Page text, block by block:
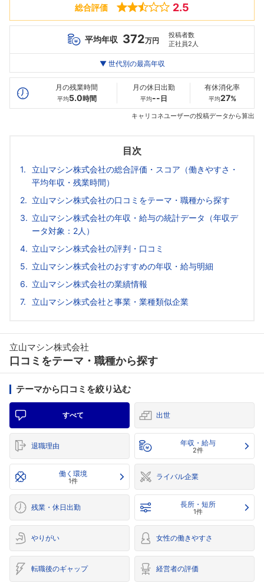
総合評価 2.5
平均年収 372万円
投稿者数
正社員2人
最高年収
20代
305万
30代
439万
--万
▼ 世代別の最高年収
月の残業時間
平均5.0時間
月の休日出勤
平均-- 日
有休消化率
平均27%
キャリコネユーザーの投稿データから算出
目次
立山マシン株式会社の総合評価・スコア（働きやすさ・
平均年収・残業時間）
立山マシン株式会社の口コミをテーマ・職種から探す
立山マシン株式会社の年収・給与の統計データ（年収デ
ータ対象：2人）
立山マシン株式会社の評判・口コミ
立山マシン株式会社のおすすめの年収・給与明細
立山マシン株式会社の業績情報
立山マシン株式会社と事業・業種類似企業
立山マシン株式会社
口コミをテーマ・職種から探す
テーマから口コミを絞り込む
すべて 出世
退職理由 年収・給与
2件
働く環境
1件 ライバル企業
残業・休日出勤 長所・短所
1件
やりがい 女性の働きやすさ
転職後のギャップ 経営者の評価